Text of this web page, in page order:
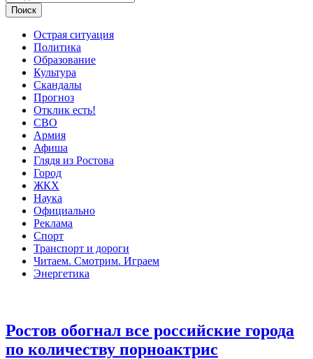
Острая ситуация
Политика
Образование
Культура
Скандалы
Прогноз
Отклик есть!
СВО
Армия
Афиша
Глядя из Ростова
Город
ЖКХ
Наука
Официально
Реклама
Спорт
Транспорт и дороги
Читаем. Смотрим. Играем
Энергетика
Ростов обогнал все российские города
по количеству порноактрис